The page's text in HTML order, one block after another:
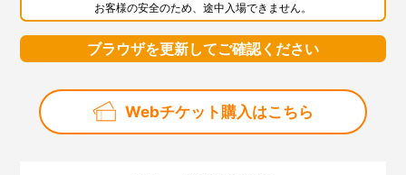
お客様の安全のため、途中入場できません。
ブラウザを更新してご確認ください
Webチケット購入はこちら